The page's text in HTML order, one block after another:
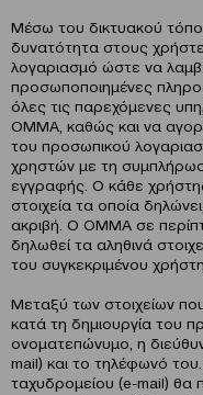
Μέσω του δικτυακού
δυνατότητα στους
λογαριασμό ώστε να
προσωποποιημένες
όλες τις παρεχόμενες
ΟΜΜΑ, καθώς και να
του προσωπικού
χρηστών με τη
εγγραφής. Ο κάθε
στοιχεία τα οποία
ακριβή. Ο ΟΜΜΑ σε
δηλωθεί τα αληθινά
του συγκεκριμένου
Μεταξύ των στοιχείων
κατά τη δημιουργία του
ονοματεπώνυμο, η
mail) και το τηλέφωνό
ταχυδρομείου (e-mail) θα